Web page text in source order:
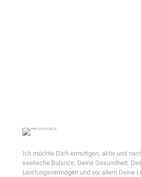
Ich möchte Dich ermutigen, aktiv und
seelische Balance, Deine Gesundheit,
Leistungsvermögen und vor allem Deine